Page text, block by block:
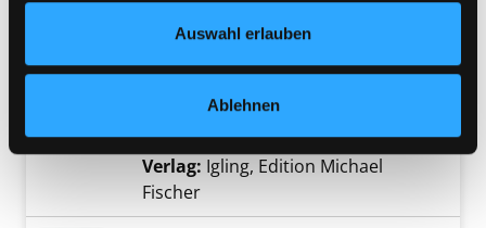
Auswahl erlauben
Ablehnen
Exemplar-Details von Keine Zeit zu gärtnern
Keine Zeit zu gärtnern
Blumenparadies mit wenig Aufwand
Pflanzenporträts]
Suche nach diesem Verfasser
Jahr:2023
Verlag: Igling, Edition Michael
Fischer